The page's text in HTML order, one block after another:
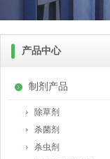
产品中心
制剂产品
除草剂
杀菌剂
杀虫剂